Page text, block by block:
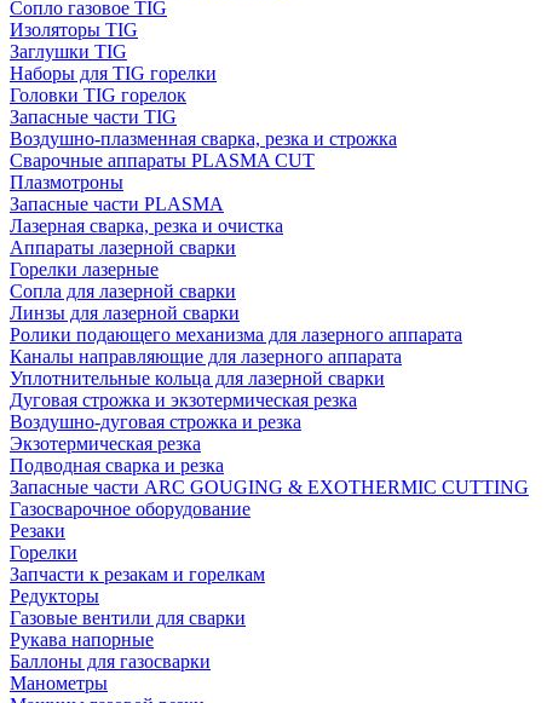
Сопло газовое TIG
Изоляторы TIG
Заглушки TIG
Наборы для TIG горелки
Головки TIG горелок
Запасные части TIG
Воздушно-плазменная сварка, резка и строжка
Сварочные аппараты PLASMA CUT
Плазмотроны
Запасные части PLASMA
Лазерная сварка, резка и очистка
Аппараты лазерной сварки
Горелки лазерные
Сопла для лазерной сварки
Линзы для лазерной сварки
Ролики подающего механизма для лазерного аппарата
Каналы направляющие для лазерного аппарата
Уплотнительные кольца для лазерной сварки
Дуговая строжка и экзотермическая резка
Воздушно-дуговая строжка и резка
Экзотермическая резка
Подводная сварка и резка
Запасные части ARC GOUGING & EXOTHERMIC CUTTING
Газосварочное оборудование
Резаки
Горелки
Запчасти к резакам и горелкам
Редукторы
Газовые вентили для сварки
Рукава напорные
Баллоны для газосварки
Манометры